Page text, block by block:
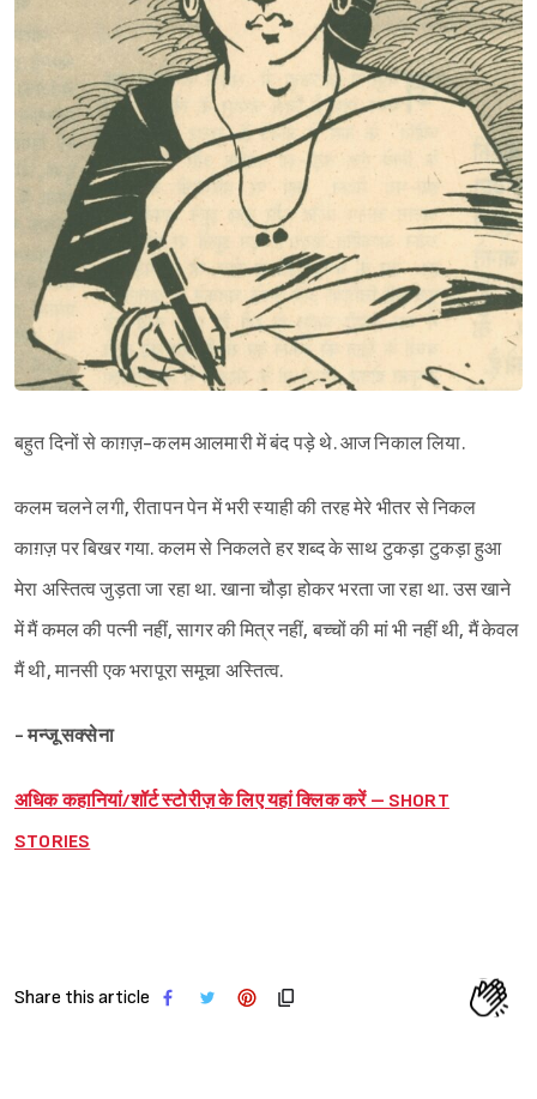
बहुत दिनों से काग़ज़-कलम आलमारी में बंद पड़े थे. आज निकाल लिया.
कलम चलने लगी, रीतापन पेन में भरी स्याही की तरह मेरे भीतर से निकल
काग़ज़ पर बिखर गया. कलम से निकलते हर शब्द के साथ टुकड़ा टुकड़ा हुआ
मेरा अस्तित्व जुड़ता जा रहा था. खाना चौड़ा होकर भरता जा रहा था. उस खाने
में मैं कमल की पत्नी नहीं, सागर की मित्र नहीं, बच्चों की मां भी नहीं थी, मैं केवल
मैं थी, मानसी एक भरापूरा समूचा अस्तित्व.
- मन्जू सक्सेना
अधिक कहानियां/शॉर्ट स्टोरीज़ के लिए यहां क्लिक करें – SHORT
STORIES
Share this article